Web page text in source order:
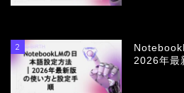
2
2026年最